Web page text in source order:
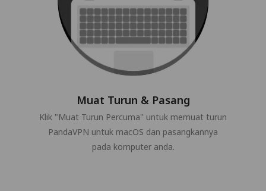
Muat Turun & Pasang
Klik "Muat Turun Percuma" untuk memuat turun
PandaVPN untuk macOS dan pasangkannya
pada komputer anda.